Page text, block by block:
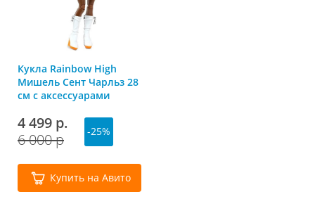
Кукла Rainbow High
Мишель Сент Чарльз 28
см с аксессуарами
4 499 р.
6 000 р
-25%
Купить на Авито